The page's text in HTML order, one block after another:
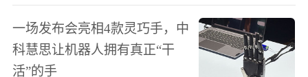
一场发布会亮相4款灵巧手，中
科慧思让机器人拥有真正“干
活”的手